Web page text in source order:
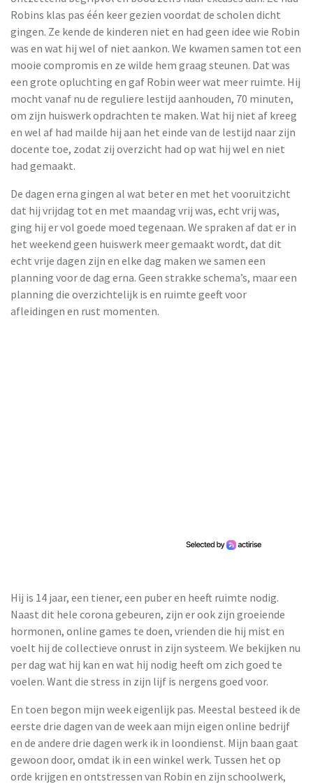
Robins klas pas één keer gezien voordat de scholen dicht
gingen. Ze kende de kinderen niet en had geen idee wie Robin
was en wat hij wel of niet aankon. We kwamen samen tot een
mooie compromis en ze wilde hem graag steunen. Dat was
een grote opluchting en gaf Robin weer wat meer ruimte. Hij
mocht vanaf nu de reguliere lestijd aanhouden, 70 minuten,
om zijn huiswerk opdrachten te maken. Wat hij niet af kreeg
en wel af had mailde hij aan het einde van de lestijd naar zijn
docente toe, zodat zij overzicht had op wat hij wel en niet
had gemaakt.
De dagen erna gingen al wat beter en met het vooruitzicht
dat hij vrijdag tot en met maandag vrij was, echt vrij was,
ging hij er vol goede moed tegenaan. We spraken af dat er in
het weekend geen huiswerk meer gemaakt wordt, dat dit
echt vrije dagen zijn en elke dag maken we samen een
planning voor de dag erna. Geen strakke schema’s, maar een
planning die overzichtelijk is en ruimte geeft voor
afleidingen en rust momenten.
Hij is 14 jaar, een tiener, een puber en heeft ruimte nodig.
Naast dit hele corona gebeuren, zijn er ook zijn groeiende
hormonen, online games te doen, vrienden die hij mist en
voelt hij de collectieve onrust in zijn systeem. We bekijken nu
per dag wat hij kan en wat hij nodig heeft om zich goed te
voelen. Want die stress in zijn lijf is nergens goed voor.
En toen begon mijn week eigenlijk pas. Meestal besteed ik de
eerste drie dagen van de week aan mijn eigen online bedrijf
en de andere drie dagen werk ik in loondienst. Mijn baan gaat
gewoon door, omdat ik in een winkel werk. Tussen het op
orde krijgen en ontstressen van Robin en zijn schoolwerk,